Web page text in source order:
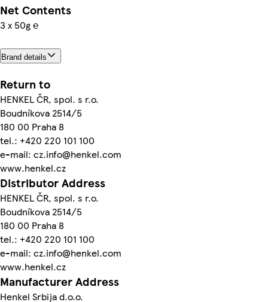
Net Contents
3 x 50g ℮
Brand details
Return to
HENKEL ČR, spol. s r.o.
Boudníkova 2514/5
180 00 Praha 8
tel.: +420 220 101 100
e-mail: cz.info@henkel.com
www.henkel.cz
Distributor Address
HENKEL ČR, spol. s r.o.
Boudníkova 2514/5
180 00 Praha 8
tel.: +420 220 101 100
e-mail: cz.info@henkel.com
www.henkel.cz
Manufacturer Address
Henkel Srbija d.o.o.